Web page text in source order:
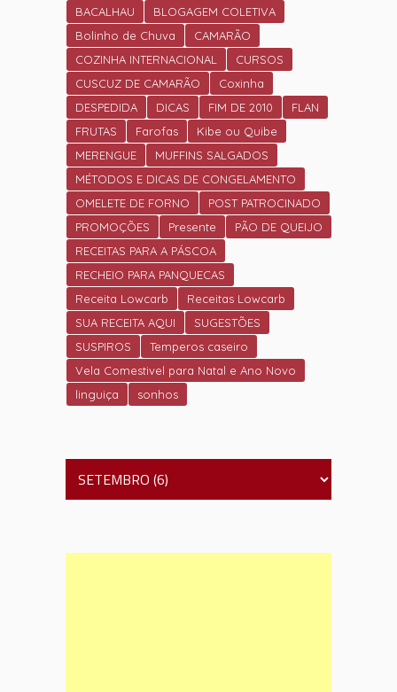
DE ANO.
BACALHAU
BLOGAGEM COLETIVA
Bolinho de Chuva
CAMARÃO
COZINHA INTERNACIONAL
CURSOS
CUSCUZ DE CAMARÃO
Coxinha
DESPEDIDA
DICAS FIM DE 2010
FLAN
FRUTAS
Farofas
Kibe ou Quibe
MERENGUE
MUFFINS SALGADOS
MÉTODOS E DICAS DE CONGELAMENTO
OMELETE DE FORNO
POST PATROCINADO
PROMOÇÕES
Presente
PÃO DE QUEIJO
RECEITAS PARA A PÁSCOA
RECHEIO PARA PANQUECAS
Receita Lowcarb
Receitas Lowcarb
SUA RECEITA AQUI
SUGESTÕES
SUSPIROS
Temperos caseiro
Vela Comestivel para Natal e Ano Novo
linguiça
sonhos